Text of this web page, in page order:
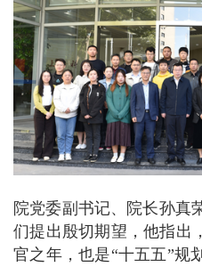
院党委副书记、院长孙真
们提出殷切期望，他指出
官之年，也是“十五五”规